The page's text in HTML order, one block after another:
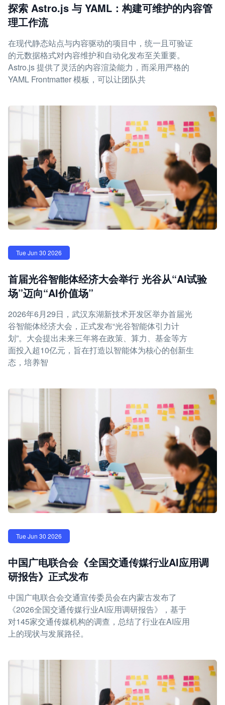
探索 Astro.js 与 YAML：构建可维护的内容管
理工作流
在现代静态站点与内容驱动的项目中，统一且可验证
的元数据格式对内容维护和自动化发布至关重要。
Astro.js 提供了灵活的内容渲染能力，而采用严格的
YAML Frontmatter 模板，可以让团队共
Tue Jun 30 2026
首届光谷智能体经济大会举行 光谷从“AI试验
场”迈向“AI价值场”
2026年6月29日，武汉东湖新技术开发区举办首届光
谷智能体经济大会，正式发布“光谷智能体引力计
划”。大会提出未来三年将在政策、算力、基金等方
面投入超10亿元，旨在打造以智能体为核心的创新生
态，培养智
Tue Jun 30 2026
中国广电联合会《全国交通传媒行业AI应用调
研报告》正式发布
中国广电联合会交通宣传委员会在内蒙古发布了
《2026全国交通传媒行业AI应用调研报告》，基于
对145家交通传媒机构的调查，总结了行业在AI应用
上的现状与发展路径。